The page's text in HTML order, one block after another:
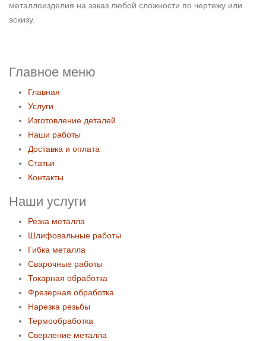
металлоизделия на заказ любой сложности по чертежу или
эскизу.
Главное меню
Главная
Услуги
Изготовление деталей
Наши работы
Доставка и оплата
Статьи
Контакты
Наши услуги
Резка металла
Шлифовальные работы
Гибка металла
Сварочные работы
Токарная обработка
Фрезерная обработка
Нарезка резьбы
Термообработка
Сверление металла